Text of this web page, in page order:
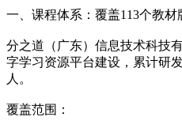
一、课程体系：覆盖113个教材
分之道（广东）信息技术科技
字学习资源平台建设，累计研
人。
覆盖范围：